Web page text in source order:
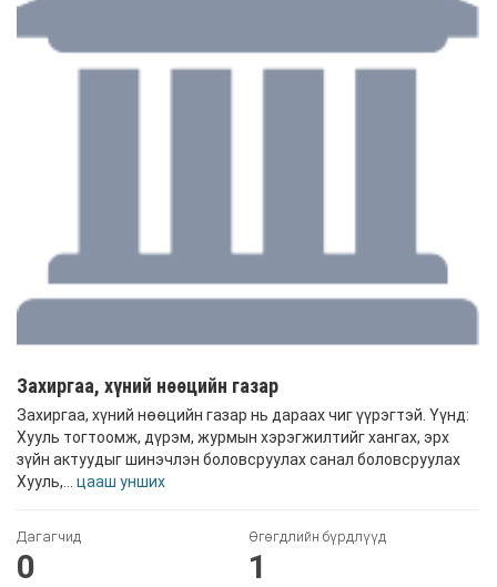
Захиргаа, хүний нөөцийн газар
Захиргаа, хүний нөөцийн газар нь дараах чиг үүрэгтэй. Үүнд:
Хууль тогтоомж, дүрэм, журмын хэрэгжилтийг хангах, эрх
зүйн актуудыг шинэчлэн боловсруулах санал боловсруулах
Хууль,... цааш унших
Дагагчид
0
Өгөгдлийн бүрдлүүд
1